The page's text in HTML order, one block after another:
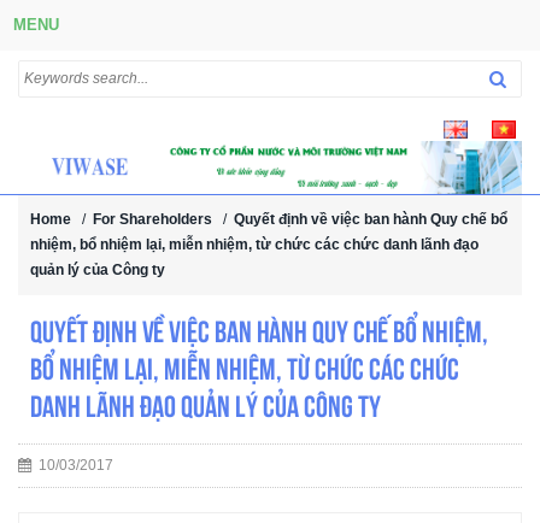
MENU
Home / For Shareholders / Quyết định về việc ban hành Quy chế bổ
nhiệm, bổ nhiệm lại, miễn nhiệm, từ chức các chức danh lãnh đạo
quản lý của Công ty
Quyết định về việc ban hành Quy chế bổ nhiệm,
bổ nhiệm lại, miễn nhiệm, từ chức các chức
danh lãnh đạo quản lý của Công ty
10/03/2017